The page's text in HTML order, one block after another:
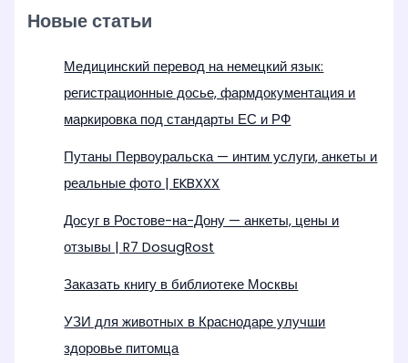
Новые статьи
Медицинский перевод на немецкий язык:
регистрационные досье, фармдокументация и
маркировка под стандарты ЕС и РФ
Путаны Первоуральска — интим услуги, анкеты и
реальные фото | EKBXXX
Досуг в Ростове-на-Дону — анкеты, цены и
отзывы | R7 DosugRost
Заказать книгу в библиотеке Москвы
УЗИ для животных в Краснодаре улучши
здоровье питомца